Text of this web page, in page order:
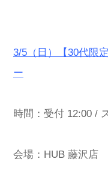
3/5（日）【30代限
ー
時間：受付 12:00 /
会場：HUB 藤沢店